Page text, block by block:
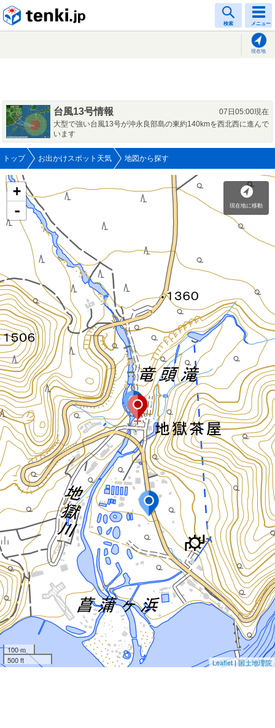
検索 メニュー
現在地
台風13号情報
07日05:00現在
大型で強い台風13号が沖永良部島の東約140kmを西北西に進んで
います
トップ お出かけスポット天気 地図から探す
現在地に移動
+
-
100 m
500 ft
Leaflet|国土地理院